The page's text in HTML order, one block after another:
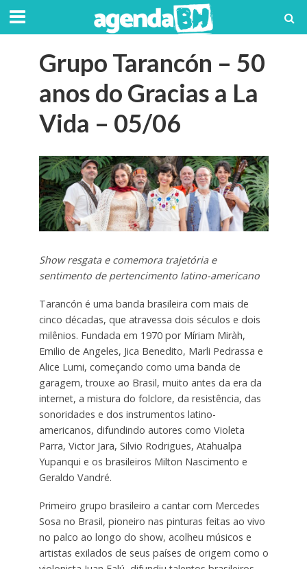
Grupo Tarancón – 50
anos do Gracias a La
Vida – 05/06
Show resgata e comemora trajetória e
sentimento de pertencimento latino-americano
Tarancón é uma banda brasileira com mais de
cinco décadas, que atravessa dois séculos e dois
milênios. Fundada em 1970 por Míriam Miràh,
Emilio de Angeles, Jica Benedito, Marli Pedrassa e
Alice Lumi, começando como uma banda de
garagem, trouxe ao Brasil, muito antes da era da
internet, a mistura do folclore, da resistência, das
sonoridades e dos instrumentos latino-
americanos, difundindo autores como Violeta
Parra, Victor Jara, Silvio Rodrigues, Atahualpa
Yupanqui e os brasileiros Milton Nascimento e
Geraldo Vandré.
Primeiro grupo brasileiro a cantar com Mercedes
Sosa no Brasil, pioneiro nas pinturas feitas ao vivo
no palco ao longo do show, acolheu músicos e
artistas exilados de seus países de origem como o